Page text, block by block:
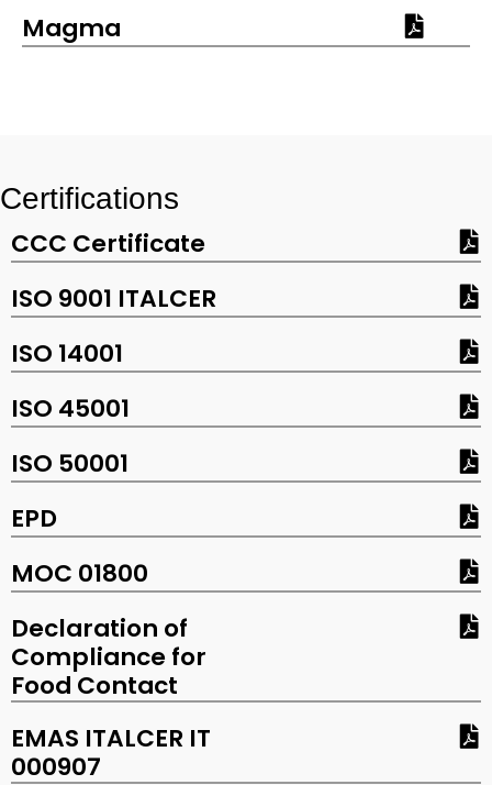
Magma
Certifications
CCC Certificate
ISO 9001 ITALCER
ISO 14001
ISO 45001
ISO 50001
EPD
MOC 01800
Declaration of
Compliance for
Food Contact
EMAS ITALCER IT
000907